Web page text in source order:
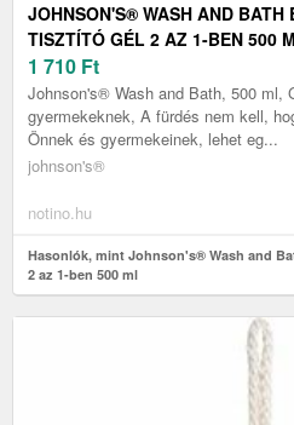
JOHNSON'S® WASH AND BATH
TISZTÍTÓ GÉL 2 AZ 1-BEN 500
1 710 Ft
Johnson's® Wash and Bath, 500 ml,
gyermekeknek, A fürdés nem kell,
Önnek és gyermekeinek, lehet eg...
johnson's®
notino.hu
Hasonlók, mint Johnson's® Wash and
2 az 1-ben 500 ml